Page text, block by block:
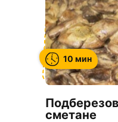
10 мин
сметане